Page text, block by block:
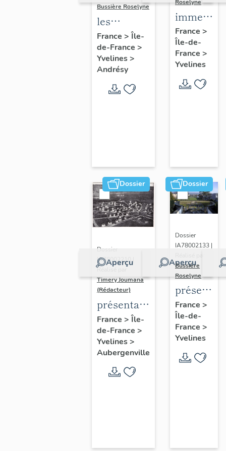
Bussière Roselyne
les
immeubles,
maisons et
fermes du
canton
d'Andrésy
France > Île-
de-France >
Yvelines>
Andrésy
Roselyne
maisons,
fermes
France >
Île-de-
France >
Yvelines
Dossier
Aperçu
Dossier
IA78002210 |
Réalisé par
Timery Joumana
(Rédacteur)
présentation
de l'étude
d'Elisabethville
France > Île-
de-France >
Yvelines>
Aubergenville
Dossier
Aperçu
Dossier
IA78002133 |
Bussière
Roselyne
du
diagnostic
et
France >
Île-de-
France >
Yvelines